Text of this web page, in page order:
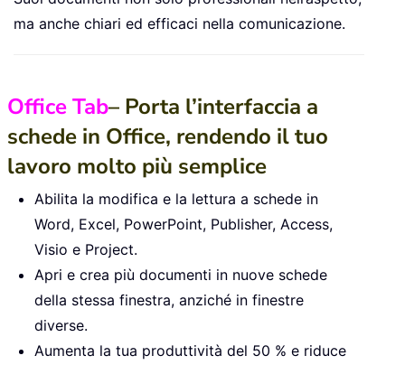
ma anche chiari ed efficaci nella comunicazione.
Office Tab– Porta l’interfaccia a
schede in Office, rendendo il tuo
lavoro molto più semplice
Abilita la modifica e la lettura a schede in
Word, Excel, PowerPoint, Publisher, Access,
Visio e Project.
Apri e crea più documenti in nuove schede
della stessa finestra, anziché in finestre
diverse.
Aumenta la tua produttività del 50 % e riduce